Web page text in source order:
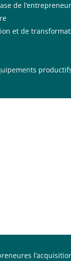
de
et de